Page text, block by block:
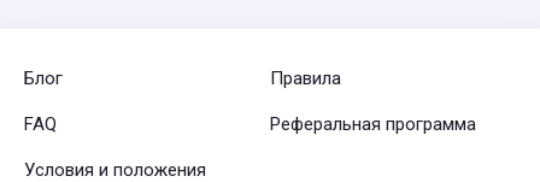
Блог
FAQ
Правила
Реферальная программа
Условия и положения